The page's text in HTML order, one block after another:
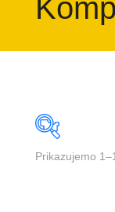
Prikazujemo